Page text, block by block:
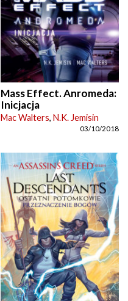
Mass Effect. Anromeda:
Inicjacja
Mac Walters, N.K. Jemisin
03/10/2018